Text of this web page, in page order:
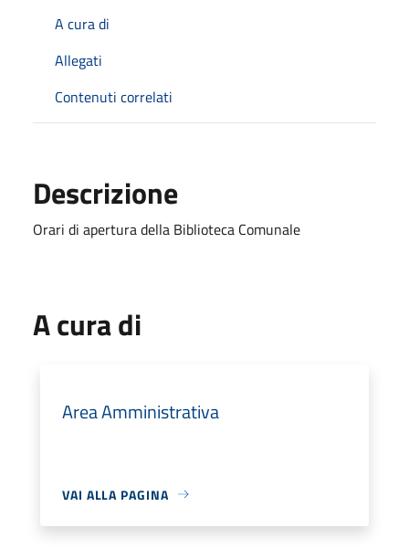
A cura di
Allegati
Contenuti correlati
Descrizione
Orari di apertura della Biblioteca Comunale
A cura di
Area Amministrativa
VAI ALLA PAGINA